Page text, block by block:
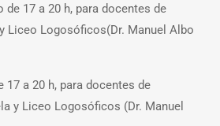
17 a 20 h, para docentes de
Liceo Logosóficos(Dr. Manuel Albo
17 a 20 h, para docentes de
y Liceo Logosóficos (Dr. Manuel